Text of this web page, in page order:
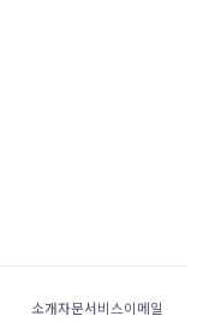
소개자문서비스이메일